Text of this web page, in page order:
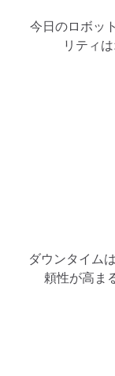
今日のロボッ
リティ
ダウンタイム
頼性が高ま